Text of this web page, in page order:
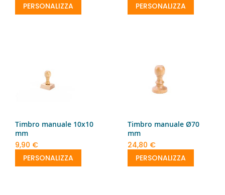
PERSONALIZZA
PERSONALIZZA
Timbro manuale 10x10
mm
9,90 €
PERSONALIZZA
Timbro manuale Ø70
mm
24,80 €
PERSONALIZZA